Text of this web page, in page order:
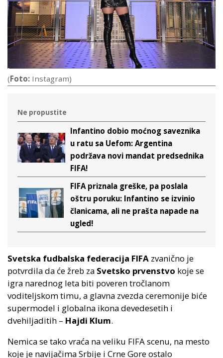
(Foto: Instagram)
Ne propustite
Infantino dobio moćnog saveznika
u ratu sa Uefom: Argentina
podržava novi mandat predsednika
FIFA!
FIFA priznala greške, pa poslala
oštru poruku: Infantino se izvinio
članicama, ali ne prašta napade na
ugled!
Svetska fudbalska federacija FIFA zvanično je
potvrdila da će žreb za Svetsko prvenstvo koje se
igra narednog leta biti poveren tročlanom
voditeljskom timu, a glavna zvezda ceremonije biće
supermodel i globalna ikona devedesetih i
dvehiljaditih – Hajdi Klum.
Nemica se tako vraća na veliku FIFA scenu, na mesto
koje je navijačima Srbije i Crne Gore ostalo